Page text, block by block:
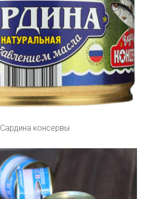
Сардина консервы